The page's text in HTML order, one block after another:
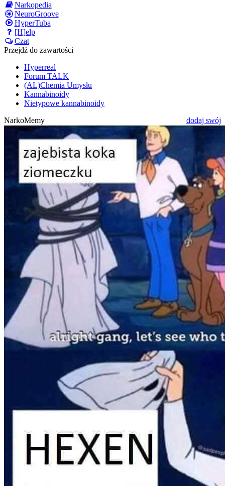
Narkopedia
NeuroGroove
HyperTuba
[H]elp
Czat
Przejdź do zawartości
Hyperreal
Forum TALK
(AL)Chemia Umysłu
Kannabinoidy
Nietypowe kannabinoidy
NarkoMemy
dodaj swój